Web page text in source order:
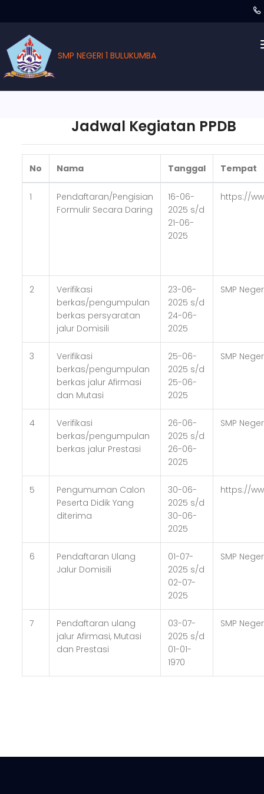
SMP NEGERI 1 BULUKUMBA
Jadwal Kegiatan PPDB
No Nama Tanggal Tempat
1
Pendaftaran/Pengisian
Formulir Secara Daring
16-06-
2025 s/d
21-06-
2025
https://
2
Verifikasi
berkas/pengumpulan
berkas persyaratan
jalur Domisili
23-06-
2025 s/d
24-06-
2025
SMP
3
Verifikasi
berkas/pengumpulan
berkas jalur Afirmasi
dan Mutasi
25-06-
2025 s/d
25-06-
2025
SMP
4
Verifikasi
berkas/pengumpulan
berkas jalur Prestasi
26-06-
2025 s/d
26-06-
2025
SMP
5
Pengumuman Calon
Peserta Didik Yang
diterima
30-06-
2025 s/d
30-06-
2025
https://
6
Pendaftaran Ulang
Jalur Domisili
01-07-
2025 s/d
02-07-
2025
SMP
7
Pendaftaran ulang
jalur Afirmasi, Mutasi
dan Prestasi
03-07-
2025 s/d
01-01-
1970
SMP